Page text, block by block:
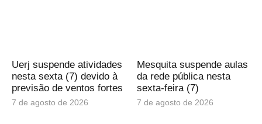
Uerj suspende atividades
nesta sexta (7) devido à
previsão de ventos fortes
7 de agosto de 2026
Mesquita suspende aulas
da rede pública nesta
sexta-feira (7)
7 de agosto de 2026